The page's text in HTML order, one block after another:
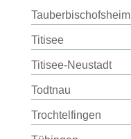
Tauberbischofsheim
Titisee
Titisee-Neustadt
Todtnau
Trochtelfingen